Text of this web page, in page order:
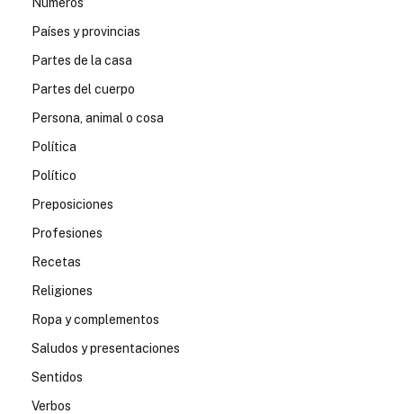
Países y provincias
Partes de la casa
Partes del cuerpo
Persona, animal o cosa
Política
Político
Preposiciones
Profesiones
Recetas
Religiones
Ropa y complementos
Saludos y presentaciones
Sentidos
Verbos